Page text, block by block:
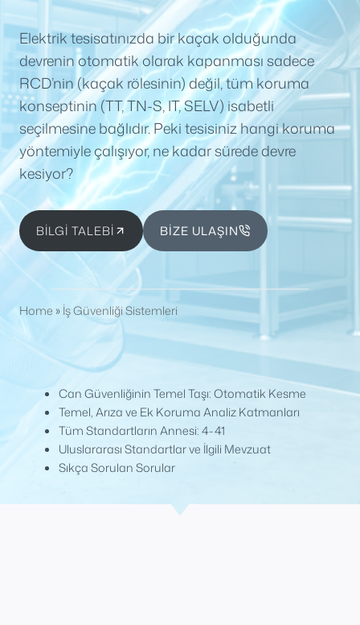
Elektrik tesisatınızda bir kaçak olduğunda
devrenin otomatik olarak kapanması sadece
RCD’nin (kaçak rölesinin) değil, tüm koruma
konseptinin (TT, TN-S, IT, SELV) isabetli
seçilmesine bağlıdır. Peki tesisiniz hangi koruma
yöntemiyle çalışıyor, ne kadar sürede devre
kesiyor?
BİLGİ TALEBİ BİZE ULAŞIN
Home »İş Güvenliği Sistemleri
Can Güvenliğinin Temel Taşı: Otomatik Kesme
Temel, Arıza ve Ek Koruma Analiz Katmanları
Tüm Standartların Annesi: 4-41
Uluslararası Standartlar ve İlgili Mevzuat
Sıkça Sorulan Sorular